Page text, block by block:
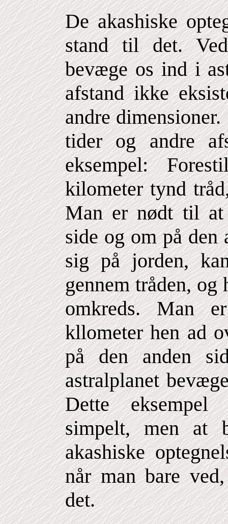
De akashiske
stand til det.
bevæge os ind i
afstand ikke
andre
tider og andre
eksempel:
kilometer tynd
Man er nødt til at
side og om på den
sig på jorden,
gennem tråden,
omkreds. Man
kllometer hen ad
på den anden
astralplanet
Dette
simpelt, men at
akashiske
når man bare
det.